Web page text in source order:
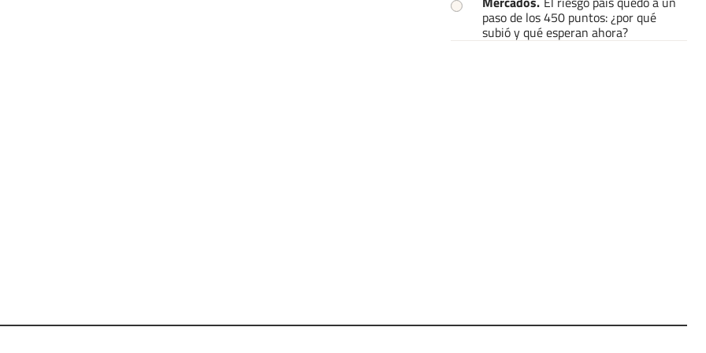
paso de los 450 puntos: ¿por qué
subió y qué esperan ahora?